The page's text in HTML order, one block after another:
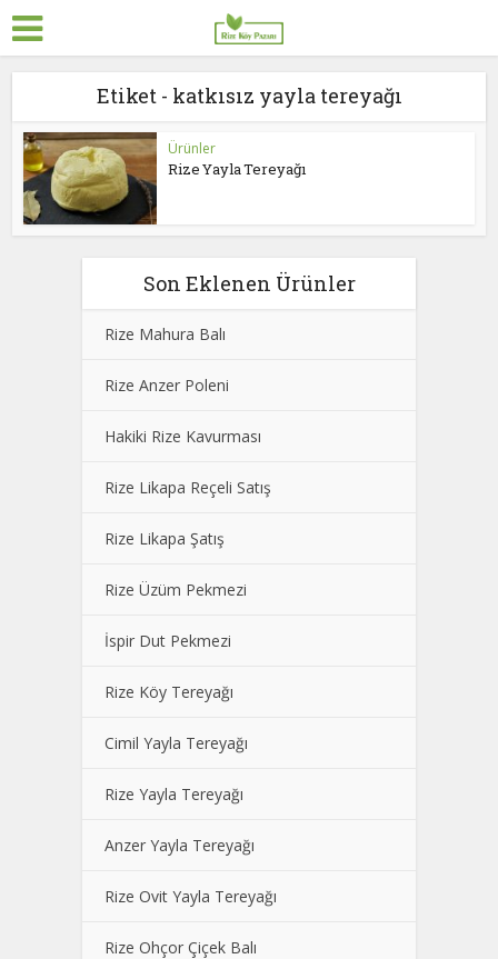
Etiket - katkısız yayla tereyağı
Ürünler
Rize Yayla Tereyağı
Son Eklenen Ürünler
Rize Mahura Balı
Rize Anzer Poleni
Hakiki Rize Kavurması
Rize Likapa Reçeli Satış
Rize Likapa Şatış
Rize Üzüm Pekmezi
İspir Dut Pekmezi
Rize Köy Tereyağı
Cimil Yayla Tereyağı
Rize Yayla Tereyağı
Anzer Yayla Tereyağı
Rize Ovit Yayla Tereyağı
Rize Ohçor Çiçek Balı